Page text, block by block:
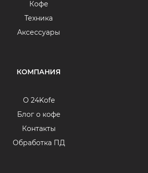
Кофе
Техника
Аксессуары
КОМПАНИЯ
О 24Kofe
Блог о кофе
Контакты
Обработка ПД